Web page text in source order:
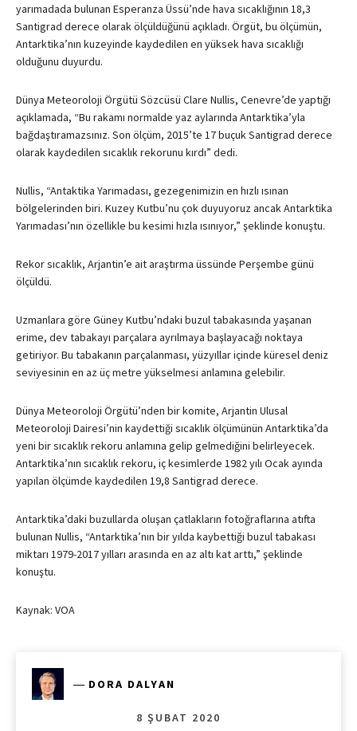
yarımadada bulunan Esperanza Üssü’nde hava sıcaklığının 18,3
Santigrad derece olarak ölçüldüğünü açıkladı. Örgüt, bu ölçümün,
Antarktika’nın kuzeyinde kaydedilen en yüksek hava sıcaklığı
olduğunu duyurdu.
Dünya Meteoroloji Örgütü Sözcüsü Clare Nullis, Cenevre’de yaptığı
açıklamada, “Bu rakamı normalde yaz aylarında Antarktika’yla
bağdaştıramazsınız. Son ölçüm, 2015’te 17 buçuk Santigrad derece
olarak kaydedilen sıcaklık rekorunu kırdı” dedi.
Nullis, “Antaktika Yarımadası, gezegenimizin en hızlı ısınan
bölgelerinden biri. Kuzey Kutbu’nu çok duyuyoruz ancak Antarktika
Yarımadası’nın özellikle bu kesimi hızla ısınıyor,” şeklinde konuştu.
Rekor sıcaklık, Arjantin’e ait araştırma üssünde Perşembe günü
ölçüldü.
Uzmanlara göre Güney Kutbu’ndaki buzul tabakasında yaşanan
erime, dev tabakayı parçalara ayrılmaya başlayacağı noktaya
getiriyor. Bu tabakanın parçalanması, yüzyıllar içinde küresel deniz
seviyesinin en az üç metre yükselmesi anlamına gelebilir.
Dünya Meteoroloji Örgütü’nden bir komite, Arjantin Ulusal
Meteoroloji Dairesi’nin kaydettiği sıcaklık ölçümünün Antarktika’da
yeni bir sıcaklık rekoru anlamına gelip gelmediğini belirleyecek.
Antarktika’nın sıcaklık rekoru, iç kesimlerde 1982 yılı Ocak ayında
yapılan ölçümde kaydedilen 19,8 Santigrad derece.
Antarktika’daki buzullarda oluşan çatlakların fotoğraflarına atıfta
bulunan Nullis, “Antarktika’nın bir yılda kaybettiği buzul tabakası
miktarı 1979-2017 yılları arasında en az altı kat arttı,” şeklinde
konuştu.
Kaynak: VOA
― DORA DALYAN
8 ŞUBAT 2020